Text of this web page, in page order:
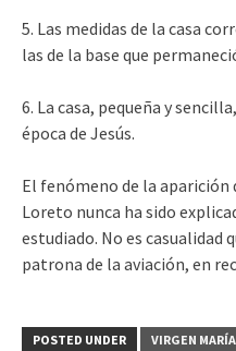
5. Las medidas de la casa
las de la base que
6. La casa, pequeña y
época de Jesús.
El fenómeno de la aparición
Loreto nunca ha sido
estudiado. No es casualidad
patrona de la aviación, en
POSTED UNDER VIRGEN MARÍA